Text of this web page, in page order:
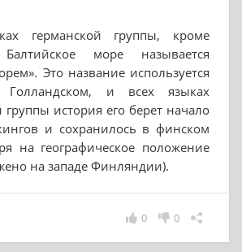
германской группы, кроме
Балтийское море называется
Это название используется
и всех языках
группы история его берет начало
и сохранилось в финском
на географическое положение
на западе Финляндии).
0
0